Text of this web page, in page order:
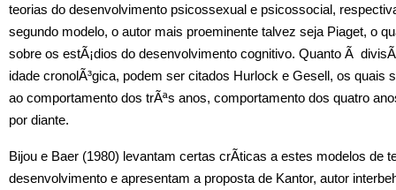
teorias do desenvolvimento psicossexual e psicossocial,
segundo modelo, o autor mais proeminente talvez seja Piaget, o
sobre os estÃ¡dios do desenvolvimento cognitivo. Quanto Ã
idade cronolÃ³gica, podem ser citados Hurlock e Gesell, os quais
ao comportamento dos trÃªs anos, comportamento dos quatro
por diante.
Bijou e Baer (1980) levantam certas crÃ­ticas a estes modelos de
desenvolvimento e apresentam a proposta de Kantor, autor